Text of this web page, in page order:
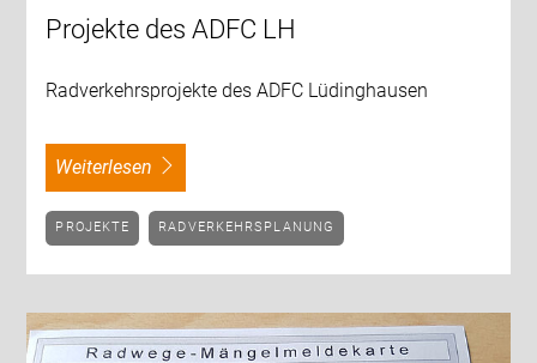
Projekte des ADFC LH
Radverkehrsprojekte des ADFC Lüdinghausen
weiterlesen
PROJEKTE RADVERKEHRSPLANUNG